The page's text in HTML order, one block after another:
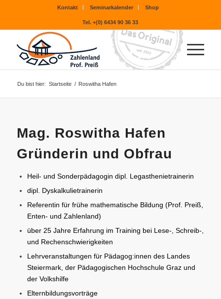
Kontakt Seminarkalender Shop
Tel. +(0) 6434 90 36 33
Du bist hier: Startseite / Roswitha Hafen
Mag. Roswitha Hafen
Gründerin und Obfrau
Heil- und Sonderpädagogin dipl. Legasthenietrainerin
dipl. Dyskalkulietrainerin
Referentin für frühe mathematische Bildung (Prof. Preiß,
Enten- und Zahlenland)
über 25 Jahre Erfahrung im Training bei Lese-, Schreib-,
und Rechenschwierigkeiten
Lehrveranstaltungen für Pädagog:innen des Landes
Steiermark, der Pädagogischen Hochschule Graz und
der Volkshilfe
Elternbildungsvorträge